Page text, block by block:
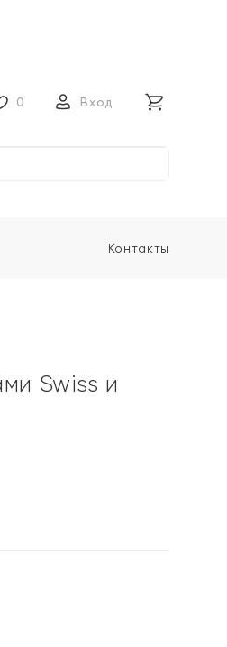
0 Вход
Контакты
Swiss и